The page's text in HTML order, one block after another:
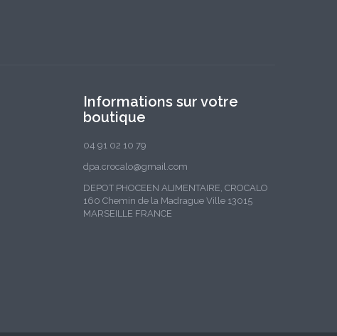
Informations sur votre
boutique
04 91 02 10 79
dpa.crocalo@gmail.com
DEPOT PHOCEEN ALIMENTAIRE, CROCALO
160 Chemin de la Madrague Ville 13015
MARSEILLE FRANCE